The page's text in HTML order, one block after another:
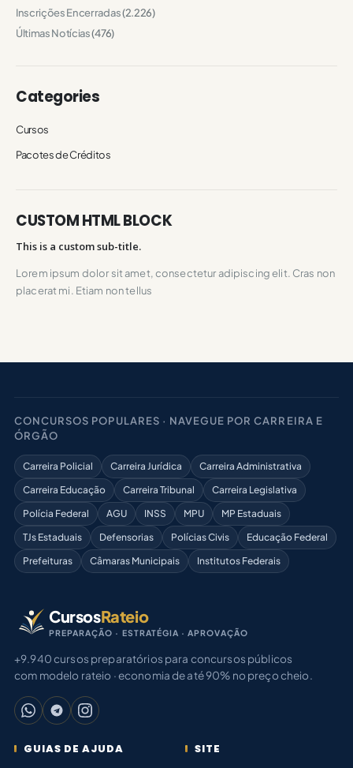
Inscrições Encerradas(2.226)
Últimas Notícias(476)
Categories
Cursos
Pacotes de Créditos
CUSTOM HTML BLOCK
This is a custom sub-title.
Lorem ipsum dolor sit amet, consectetur adipiscing elit. Cras non
placerat mi. Etiam non tellus
CONCURSOS POPULARES · NAVEGUE POR CARREIRA E
ÓRGÃO
Carreira Policial Carreira Jurídica
Carreira Administrativa
Carreira Educação
Carreira Tribunal
Carreira Legislativa
Polícia Federal
AGU INSS MPU
MP Estaduais
TJs Estaduais
Defensorias Polícias Civis
Educação Federal
Prefeituras
Câmaras Municipais Institutos Federais
CursosRateio
PREPARAÇÃO · ESTRATÉGIA · APROVAÇÃO
+9.940 cursos preparatórios para concursos públicos
com modelo rateio · economia de até 90% no preço cheio.
GUIAS DE AJUDA
SITE